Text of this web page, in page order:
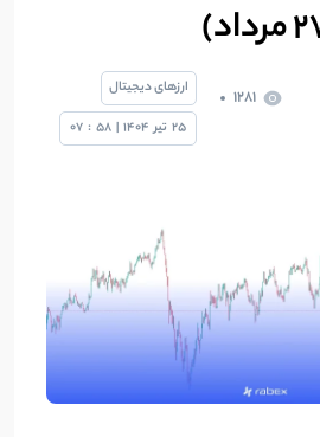
1281
ارزهای دیجیتال
25 تیر 1404
|
58
:
07